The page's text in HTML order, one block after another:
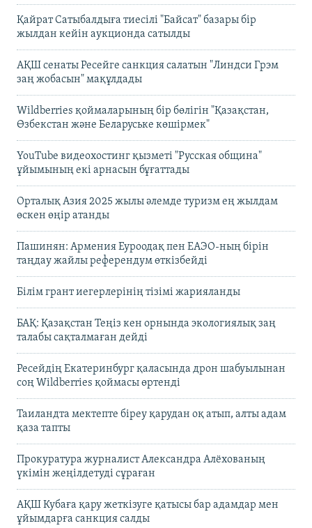
Қайрат Сатыбалдыға тиесілі "Байсат" базары бір
жылдан кейін аукционда сатылды
АҚШ сенаты Ресейге санкция салатын "Линдси Грэм
заң жобасын" мақұлдады
Wildberries қоймаларының бір бөлігін "Қазақстан,
Өзбекстан және Беларуське көшірмек"
YouTube видеохостинг қызметі "Русская община"
ұйымының екі арнасын бұғаттады
Орталық Азия 2025 жылы әлемде туризм ең жылдам
өскен өңір атанды
Пашинян: Армения Еуроодақ пен ЕАЭО-ның бірін
таңдау жайлы референдум өткізбейді
Білім грант иегерлерінің тізімі жарияланды
БАҚ: Қазақстан Теңіз кен орнында экологиялық заң
талабы сақталмаған дейді
Ресейдің Екатеринбург қаласында дрон шабуылынан
соң Wildberries қоймасы өртенді
Таиландта мектепте біреу қарудан оқ атып, алты адам
қаза тапты
Прокуратура журналист Александра Алёхованың
үкімін жеңілдетуді сұраған
АҚШ Кубаға қару жеткізуге қатысы бар адамдар мен
ұйымдарға санкция салды